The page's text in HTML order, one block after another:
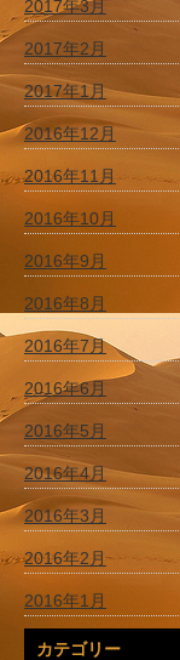
2017年3月
2017年2月
2017年1月
2016年12月
2016年11月
2016年10月
2016年9月
2016年8月
2016年7月
2016年6月
2016年5月
2016年4月
2016年3月
2016年2月
2016年1月
カテゴリー